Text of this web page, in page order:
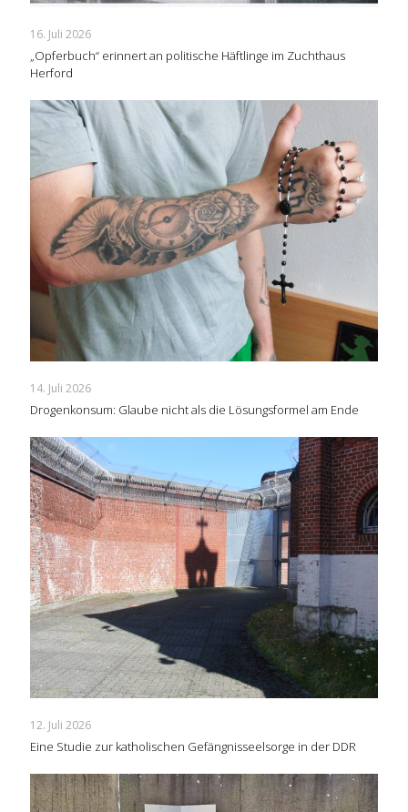
16. Juli 2026
„Opferbuch“ erinnert an politische Häftlinge im Zuchthaus
Herford
14. Juli 2026
Drogenkonsum: Glaube nicht als die Lösungsformel am Ende
12. Juli 2026
Eine Studie zur katholischen Gefängnisseelsorge in der DDR